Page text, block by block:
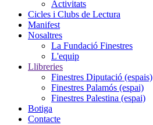
Activitats
Cicles i Clubs de Lectura
Manifest
Nosaltres
La Fundació Finestres
L'equip
Llibreries
Finestres Diputació (espais)
Finestres Palamós (espai)
Finestres Palestina (espai)
Botiga
Contacte